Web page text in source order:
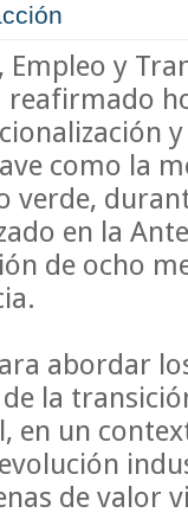
Empleo y
como la
verde,
en la
de ocho
abordar
la
un
de valor